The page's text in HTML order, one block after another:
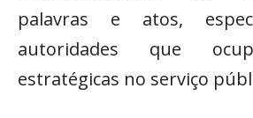
palavras e atos,
autoridades que
estratégicas no serviço